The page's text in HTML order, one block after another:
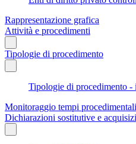
Rappresentazione grafica
Attività e procedimenti
Tipologie di procedimento
Tipologie di procedimento -
Monitoraggio tempi procedimentali
Dichiarazioni sostitutive e